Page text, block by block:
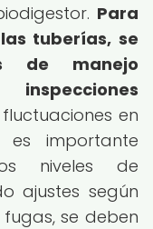
Para
tuberías, se
de manejo
en
importante
niveles de
ajustes según
se deben